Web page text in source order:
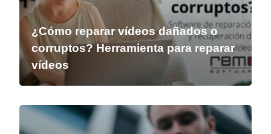
¿Cómo reparar vídeos dañados o
corruptos? Herramienta para reparar
vídeos